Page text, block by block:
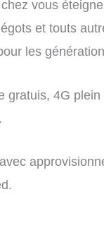
vous
et touts
les
gratuis, 4G